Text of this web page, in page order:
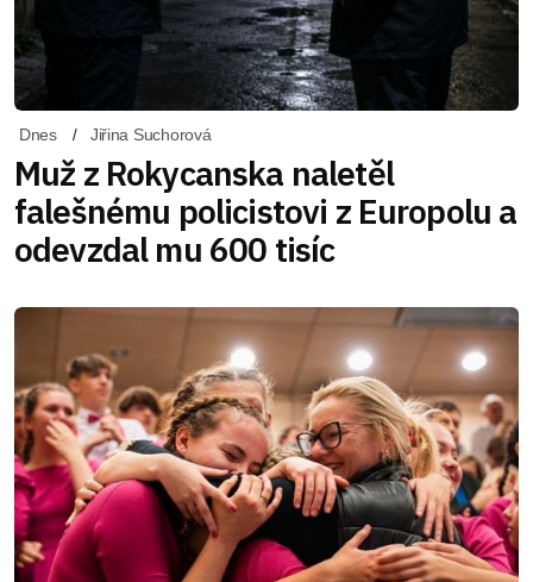
Dnes Jiřina Suchorová
Muž z Rokycanska naletěl
falešnému policistovi z Europolu a
odevzdal mu 600 tisíc